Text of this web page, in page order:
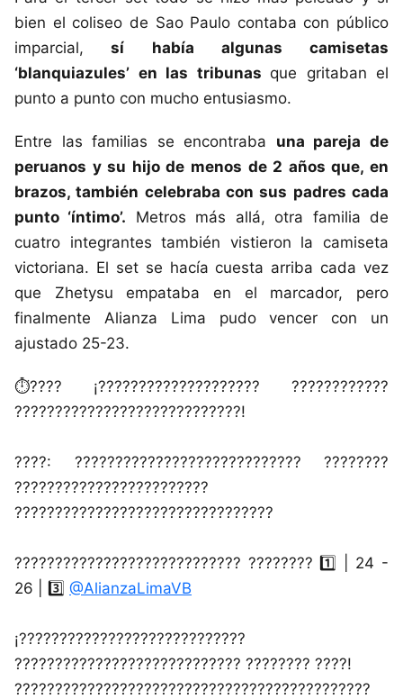
bien el coliseo de Sao Paulo contaba con público
imparcial, sí había algunas camisetas
‘blanquiazules’ en las tribunas que gritaban el
punto a punto con mucho entusiasmo.
Entre las familias se encontraba una pareja de
peruanos y su hijo de menos de 2 años que, en
brazos, también celebraba con sus padres cada
punto ‘íntimo’. Metros más allá, otra familia de
cuatro integrantes también vistieron la camiseta
victoriana. El set se hacía cuesta arriba cada vez
que Zhetysu empataba en el marcador, pero
finalmente Alianza Lima pudo vencer con un
ajustado 25-23.
⏱️???? ¡???????????????????? ????????????
????????????????????????????!
????: ???????????????????????????? ????????
????????????????????????
????????????????????????????????
???????????????????????????? ???????? 1️⃣ | 24 -
26 | 3️⃣ @AlianzaLimaVB
¡????????????????????????????
???????????????????????????? ???????? ????!
????????????????????????????????????????????